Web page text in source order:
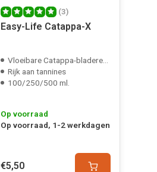
(3)
Easy-Life Catappa-X
Vloeibare Catappa-bladeren variant
Rijk aan tannines
100/250/500 ml.
Op voorraad
Op voorraad, 1-2 werkdagen
€5,50